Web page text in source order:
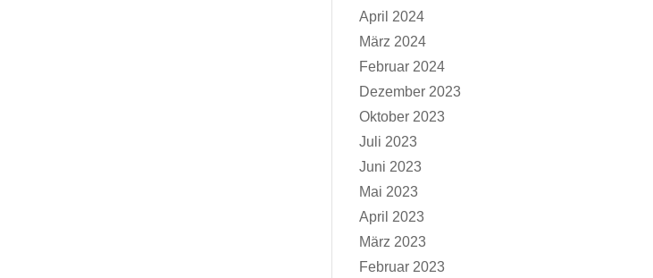
April 2024
März 2024
Februar 2024
Dezember 2023
Oktober 2023
Juli 2023
Juni 2023
Mai 2023
April 2023
März 2023
Februar 2023